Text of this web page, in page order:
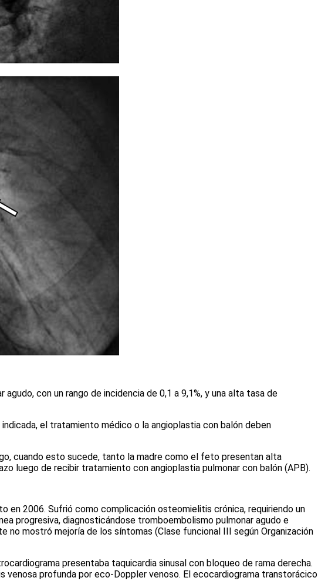
con un rango de incidencia de 0,1 a 9,1%, y una alta tasa de
el tratamiento médico o la angioplastia con balón deben
cuando esto sucede, tanto la madre como el feto presentan alta
luego de recibir tratamiento con angioplastia pulmonar con balón (APB).
en 2006. Sufrió como complicación osteomielitis crónica, requiriendo un
progresiva, diagnosticándose tromboembolismo pulmonar agudo e
mostró mejoría de los síntomas (Clase funcional III según Organización
presentaba taquicardia sinusal con bloqueo de rama derecha.
profunda por eco-Doppler venoso. El ecocardiograma transtorácico